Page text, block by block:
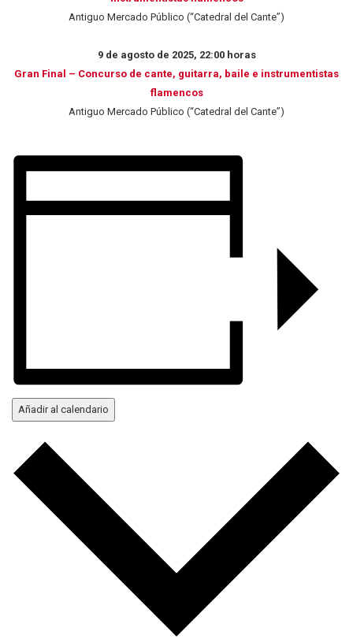
Antiguo Mercado Público (“Catedral del Cante”)
9 de agosto de 2025, 22:00 horas
Gran Final – Concurso de cante, guitarra, baile e instrumentistas
flamencos
Antiguo Mercado Público (“Catedral del Cante”)
Añadir al calendario